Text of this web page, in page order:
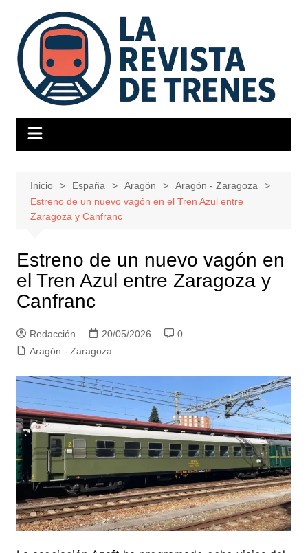
contenido
Inicio España Aragón
Aragón - Zaragoza
Estreno de un nuevo vagón en el Tren Azul entre
Zaragoza y Canfranc
Estreno de un nuevo vagón en
el Tren Azul entre Zaragoza y
Canfranc
Redacción 20/05/2026
0
Aragón - Zaragoza